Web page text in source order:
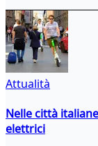
Attualità
Nelle città
elettrici